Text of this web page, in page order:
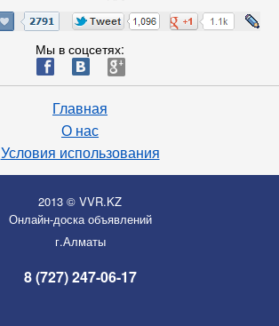
Мы в соцсетях:
ä æ è
Главная
О нас
Условия использования
2013 © VVR.KZ
Онлайн-доска объявлений
г.Алматы
8 (727) 247-06-17